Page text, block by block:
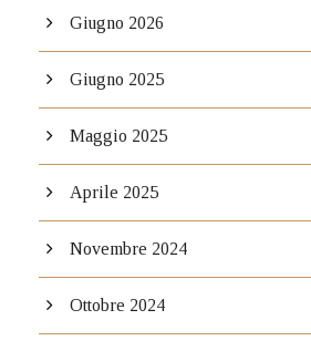
Giugno 2026
Giugno 2025
Maggio 2025
Aprile 2025
Novembre 2024
Ottobre 2024